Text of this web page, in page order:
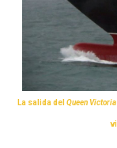
La salida del Queen Victoria